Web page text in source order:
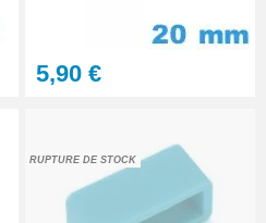
5,90 €
RUPTURE DE STOCK